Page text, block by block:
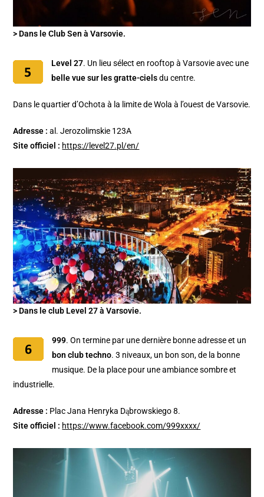
> Dans le Club Sen à Varsovie.
Level 27. Un lieu sélect en rooftop à Varsovie avec une
belle vue sur les gratte-cielsdu centre.
Dans le quartier d’Ochota à la limite de Wola à l’ouest de Varsovie.
Adresse : al. Jerozolimskie 123A
Site officiel : https://level27.pl/en/
> Dans le club Level 27 à Varsovie.
999. On termine par une dernière bonne adresse et un
bon club techno. 3 niveaux, un bon son, de la bonne
musique. De la place pour une ambiance sombre et
industrielle.
Adresse : Plac Jana Henryka Dąbrowskiego 8.
Site officiel : https://www.facebook.com/999xxxx/